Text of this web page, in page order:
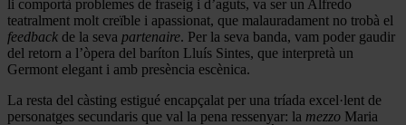
li comportà problemes de fraseig i d’aguts, va ser un Alfredo
teatralment molt creïble i apassionat, que malauradament no trobà el
feedback de la seva partenaire. Per la seva banda, vam poder gaudir
del retorn a l’òpera del baríton Lluís Sintes, que interpretà un
Germont elegant i amb presència escènica.
La resta del càsting estigué encapçalat per una tríada excel·lent de
personatges secundaris que val la pena ressenyar: la mezzo Maria